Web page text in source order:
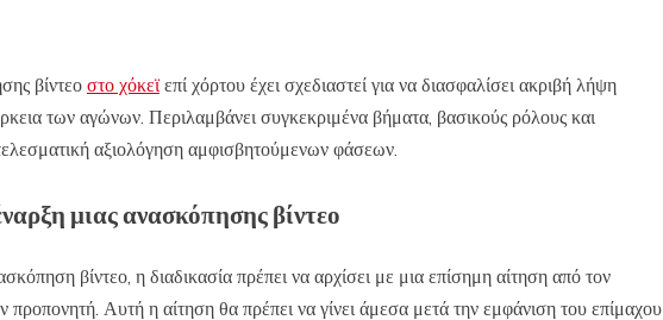
βίντεο στο χόκεϊεπί χόρτου έχει σχεδιαστεί για να διασφαλίσει ακριβή λήψη
των αγώνων. Περιλαμβάνει συγκεκριμένα βήματα, βασικούς ρόλους και
αξιολόγηση αμφισβητούμενων φάσεων.
μιας ανασκόπησης βίντεο
βίντεο, η διαδικασία πρέπει να αρχίσει με μια επίσημη αίτηση από τον
προπονητή. Αυτή η αίτηση θα πρέπει να γίνει άμεσα μετά την εμφάνιση του επίμαχου